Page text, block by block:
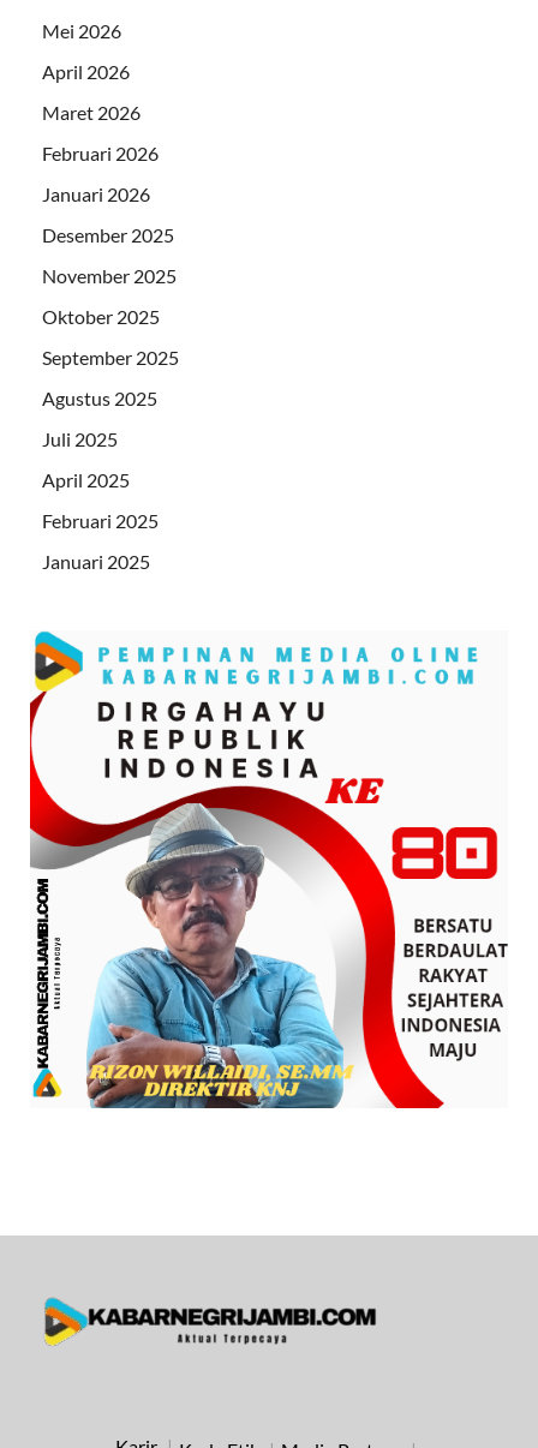
Mei 2026
April 2026
Maret 2026
Februari 2026
Januari 2026
Desember 2025
November 2025
Oktober 2025
September 2025
Agustus 2025
Juli 2025
April 2025
Februari 2025
Januari 2025